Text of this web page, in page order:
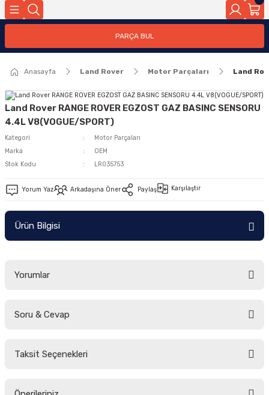
PARÇA BUL
Anasayfa Land Rover Motor Parçaları Land
Land Rover RANGE ROVER EGZOST GAZ BASINC SENSORU
4.4L V8(VOGUE/SPORT)
Kategori
Motor Parçaları
Marka
OEM
Stok Kodu
LR035753
Yorum Yaz Arkadaşına Öner Paylaş Karşılaştır
Ürün Bilgisi
Yorumlar
Soru & Cevap
Taksit Seçenekleri